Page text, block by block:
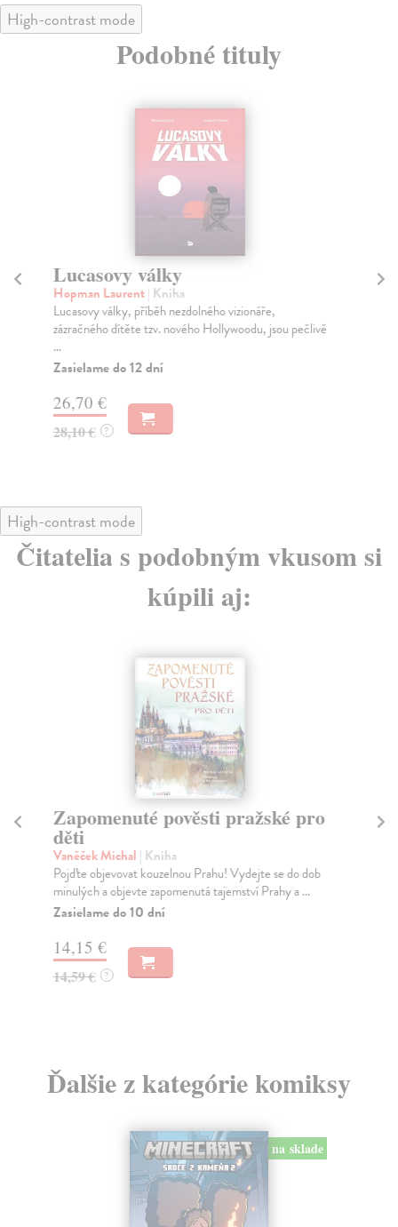
High-contrast mode
Podobné tituly
Lucasovy války
Hopman Laurent| Kniha
Lucasovy války, příběh nezdolného vizionáře,
zázračného dítěte tzv. nového Hollywoodu, jsou pečlivě
...
Zasielame do 12 dní
26,70 €
28,10 € ?
High-contrast mode
Čitatelia s podobným vkusom si
kúpili aj:
Zapomenuté pověsti pražské pro
děti
Vaněček Michal | Kniha
Pojďte objevovat kouzelnou Prahu! Vydejte se do dob
minulých a objevte zapomenutá tajemství Prahy a ...
Zasielame do 10 dní
14,15 €
14,59 € ?
Ďalšie z kategórie komiksy
na sklade